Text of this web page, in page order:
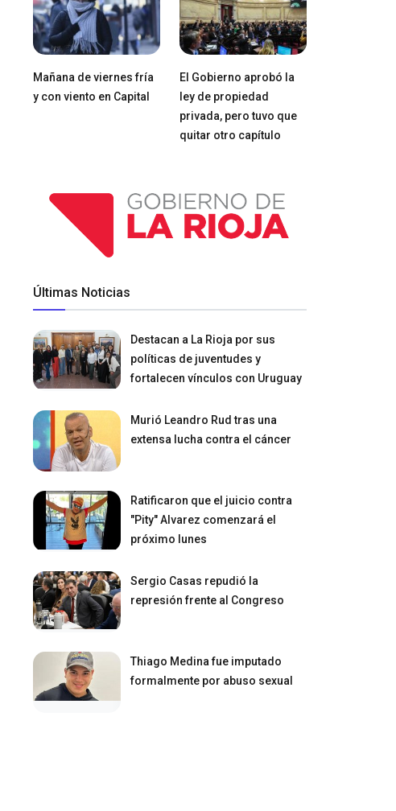
Mañana de viernes fría
y con viento en Capital
El Gobierno aprobó la
ley de propiedad
privada, pero tuvo que
quitar otro capítulo
Últimas Noticias
Destacan a La Rioja por sus
políticas de juventudes y
fortalecen vínculos con Uruguay
Murió Leandro Rud tras una
extensa lucha contra el cáncer
Ratificaron que el juicio contra
"Pity" Alvarez comenzará el
próximo lunes
Sergio Casas repudió la
represión frente al Congreso
Thiago Medina fue imputado
formalmente por abuso sexual